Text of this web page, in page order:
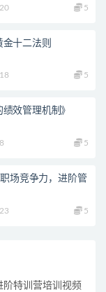
20 5
十二法则
18 5
效管理机制》
8 5
场竞争力，进阶管
23 5
阶特训营培训视频